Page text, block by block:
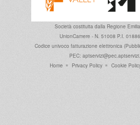
Società costituita dalla Regione
UnionCamere - N. 51008 P.I.
Codice univoco fatturazione elettronica
PEC:
Home
Privacy Policy Cookie